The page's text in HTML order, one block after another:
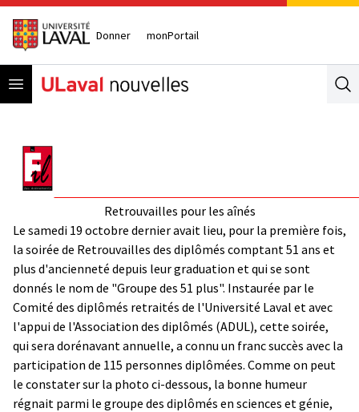
Donner monPortail
Open menu
Retrouvailles pour les aînés
Le samedi 19 octobre dernier avait lieu, pour la première fois,
la soirée de Retrouvailles des diplômés comptant 51 ans et
plus d'ancienneté depuis leur graduation et qui se sont
donnés le nom de "Groupe des 51 plus". Instaurée par le
Comité des diplômés retraités de l'Université Laval et avec
l'appui de l'Association des diplômés (ADUL), cette soirée,
qui sera dorénavant annuelle, a connu un franc succès avec la
participation de 115 personnes diplômées. Comme on peut
le constater sur la photo ci-dessous, la bonne humeur
régnait parmi le groupe des diplômés en sciences et génie,